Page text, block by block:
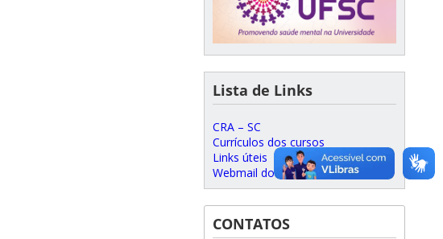
Lista de Links
CRA – SC
Currículos dos cursos
Links úteis
Webmail do CSE
CONTATOS